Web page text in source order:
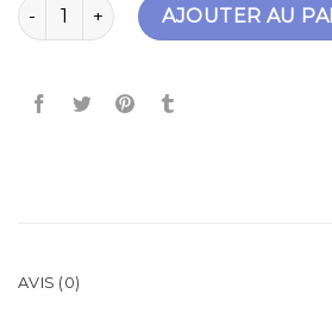
quantité de sac roseAJOUTER AU
AVIS (0)